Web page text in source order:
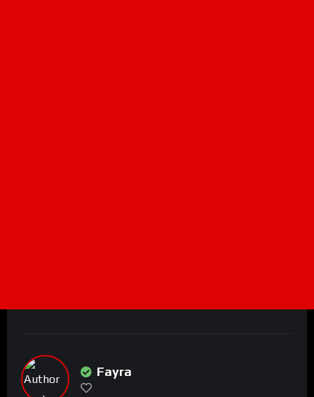
Fayra